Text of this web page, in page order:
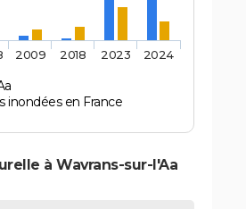
inondées en France
2009 2018 2023 2024
à Wavrans-sur-l'Aa